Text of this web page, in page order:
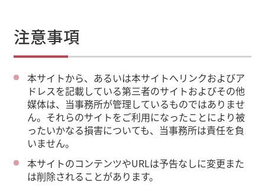
注意事項
本サイトから、あるいは本サイトへリンクおよびア
ドレスを記載している第三者のサイトおよびその他
媒体は、当事務所が管理しているものではありませ
ん。それらのサイトをご利用になったことにより被
ったいかなる損害についても、当事務所は責任を負
いません。
本サイトのコンテンツやURLは予告なしに変更また
は削除されることがあります。